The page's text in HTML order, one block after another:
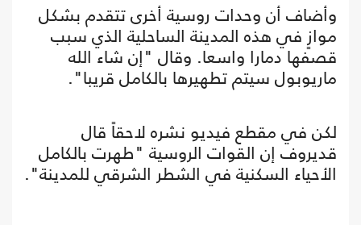
وأضاف أن وحدات روسية أخرى تتقدم بشكل
موازٍ في هذه المدينة الساحلية الذي سبب
قصفها دمارا واسعا. وقال "إن شاء الله
ماريوبول سيتم تطهيرها بالكامل قريبا".
لكن في مقطع فيديو نشره لاحقاً قال
قديروف إن القوات الروسية "طهرت بالكامل
الأحياء السكنية في الشطر الشرقي للمدينة".